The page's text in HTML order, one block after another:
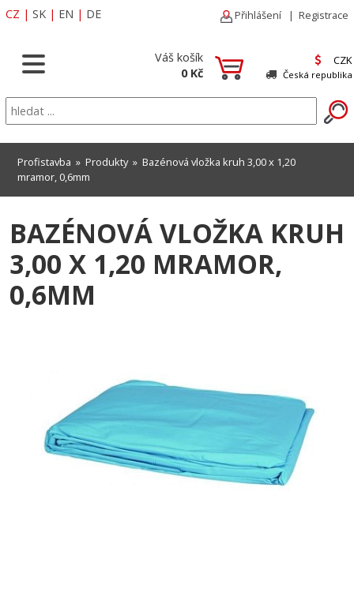
CZ | SK | EN | DE Přihlášení | Registrace
Váš košík
0 Kč
CZK
Česká republika
Profistavba » Produkty» Bazénová vložka kruh 3,00 x 1,20
mramor, 0,6mm
BAZÉNOVÁ VLOŽKA KRUH
3,00 X 1,20 MRAMOR,
0,6MM